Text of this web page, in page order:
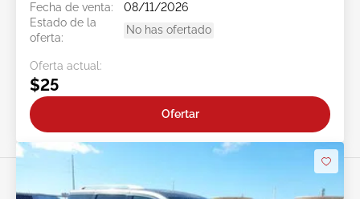
Fecha de venta:
08/11/2026
Estado de la
oferta:
No has ofertado
Oferta actual:
$25
Ofertar